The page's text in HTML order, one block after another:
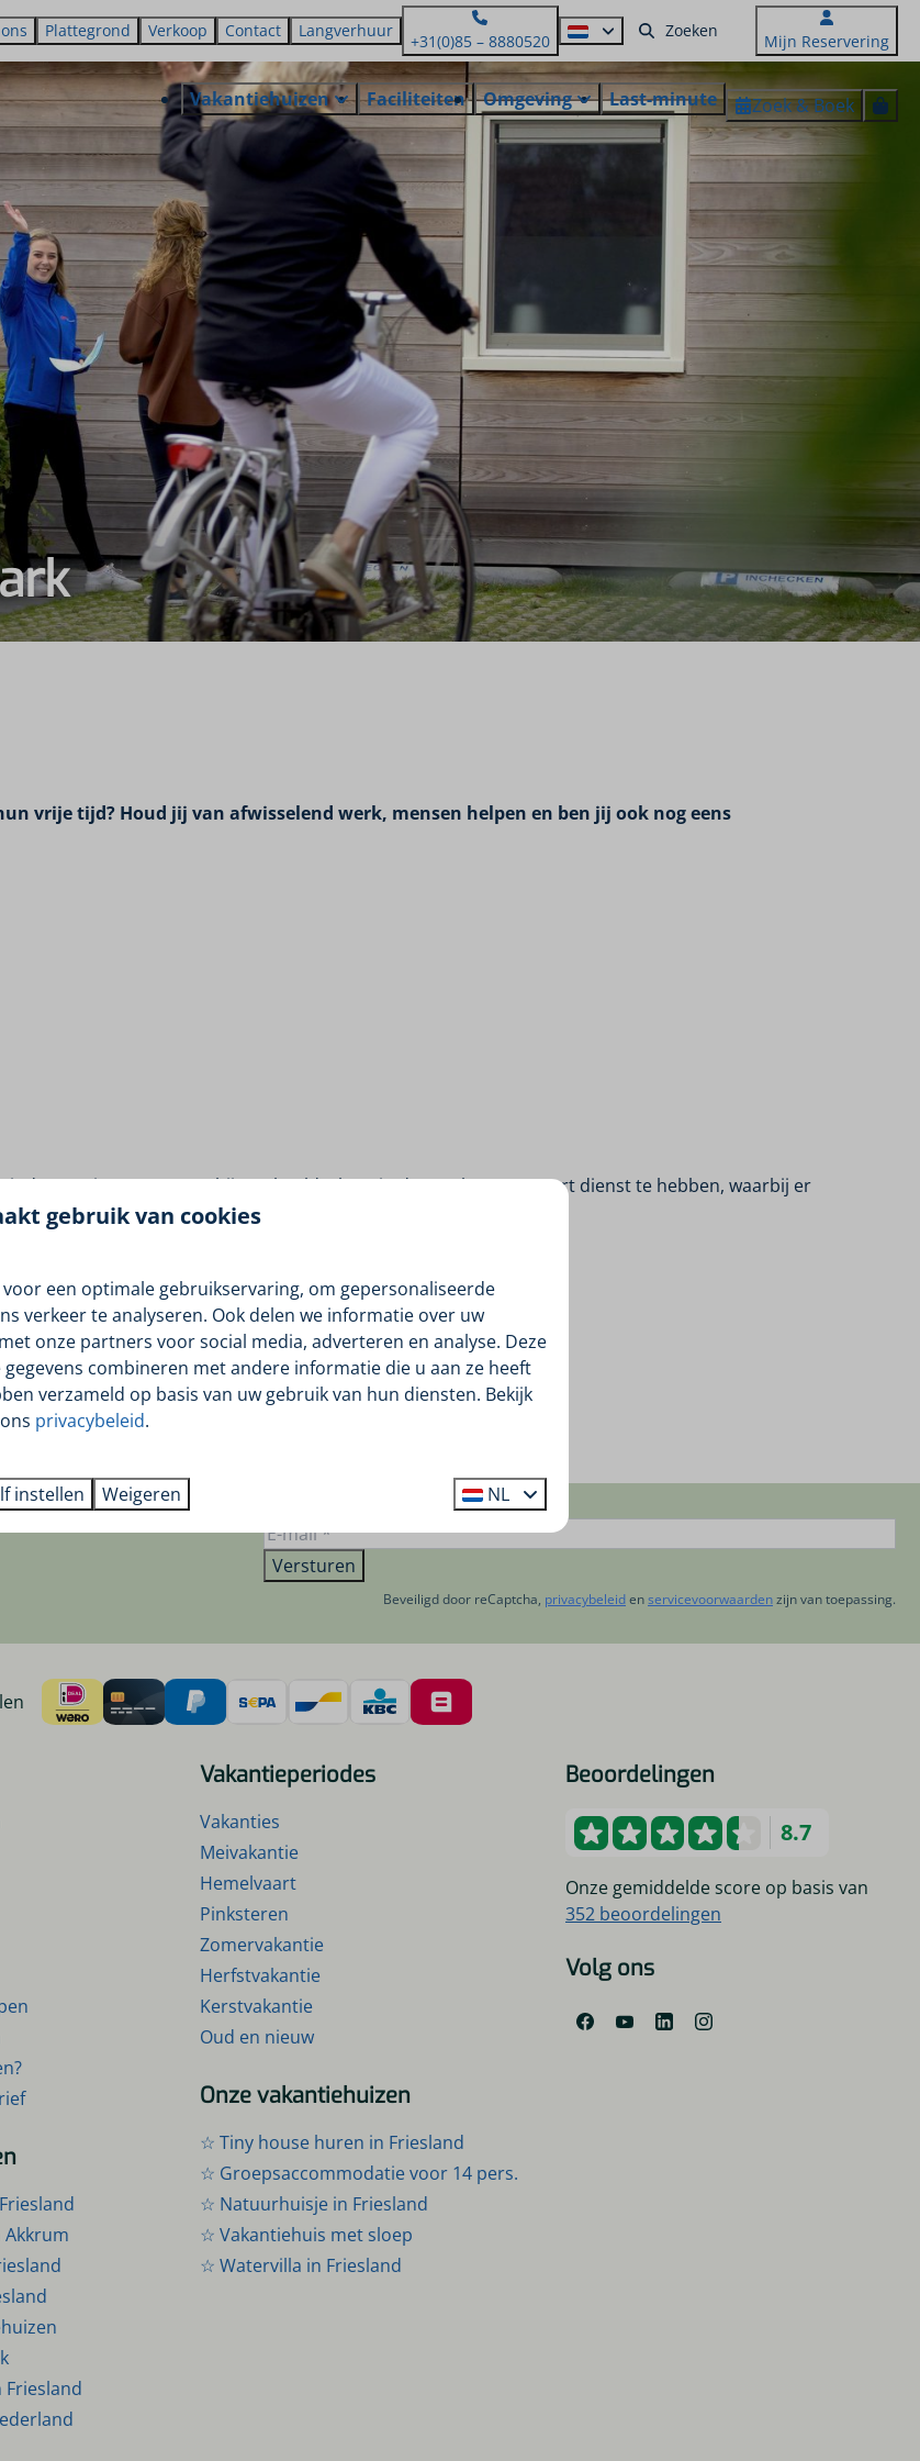
Plattegrond Verkoop Contact Langverhuur
+31(0)85 – 8880520 Mijn Reservering
Vakantiehuizen Faciliteiten Omgeving Last-minute Zoek & Boek
vrije tijd? Houd jij van afwisselend werk, mensen helpen en ben jij ook nog eens
om in een rooster bijvoorbeeld 1 keer in de 4 weken een soort dienst te hebben, waarbij er
te nemen.
te komen versterken?
snel een kennismakingsafspraak!
Versturen
Beveiligd door reCaptcha, privacybeleidenservicevoorwaardenzijn van toepassing.
Friesland
Vakantieperiodes
Vakanties
Meivakantie
Hemelvaart
Pinksteren
Zomervakantie
Herfstvakantie
Kerstvakantie
Oud en nieuw
Onze vakantiehuizen
☆ Tiny house huren in Friesland
☆ Groepsaccommodatie voor 14 pers.
☆ Natuurhuisje in Friesland
☆ Vakantiehuis met sloep
☆ Watervilla in Friesland
Beoordelingen
8.7
Onze gemiddelde score op basis van
352 beoordelingen
Volg ons
gebruik van cookies
een optimale gebruikservaring, om gepersonaliseerde
verkeer te analyseren. Ook delen we informatie over uw
onze partners voor social media, adverteren en analyse. Deze
combineren met andere informatie die u aan ze heeft
verzameld op basis van uw gebruik van hun diensten. Bekijk
privacybeleid.
instellen Weigeren NL